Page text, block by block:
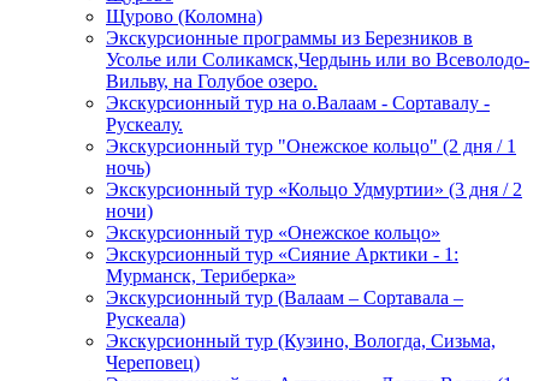
Щурово (Коломна)
Экскурсионные программы из Березников в
Усолье или Соликамск,Чердынь или во Всеволодо-
Вильву, на Голубое озеро.
Экскурсионный тур на о.Валаам - Сортавалу -
Рускеалу.
Экскурсионный тур "Онежское кольцо" (2 дня / 1
ночь)
Экскурсионный тур «Кольцо Удмуртии» (3 дня / 2
ночи)
Экскурсионный тур «Онежское кольцо»
Экскурсионный тур «Сияние Арктики - 1:
Мурманск, Териберка»
Экскурсионный тур (Валаам – Сортавала –
Рускеала)
Экскурсионный тур (Кузино, Вологда, Сизьма,
Череповец)